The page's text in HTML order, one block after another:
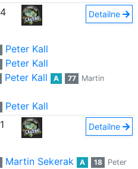
4 Detailne
Peter Kall
Peter Kall
Peter Kall A 77
Martin
Peter Kall
1 Detailne
Martin Sekerak A 18
Peter